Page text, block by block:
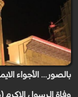
بالصور... الأجواء